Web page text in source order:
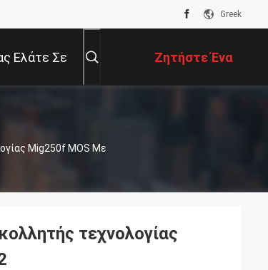
Greek
Ελάτε Σε Ζητήστε Ένα
Απόσπασμα
Mig250f MOS Με
τεχνολογίας